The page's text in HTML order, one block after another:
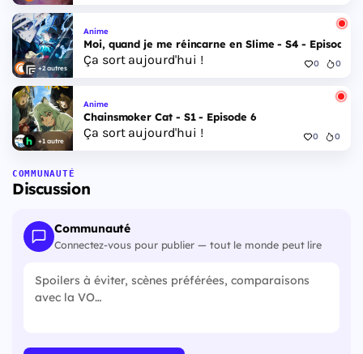
+2 autres
Anime
Moi, quand je me réincarne en Slime - S4 - Episode
Ça sort aujourd'hui ! 0 0
+1 autre
Anime
Chainsmoker Cat - S1 - Episode 6
Ça sort aujourd'hui ! 0 0
COMMUNAUTÉ
Discussion
Communauté
Connectez-vous pour publier — tout le monde peut lire